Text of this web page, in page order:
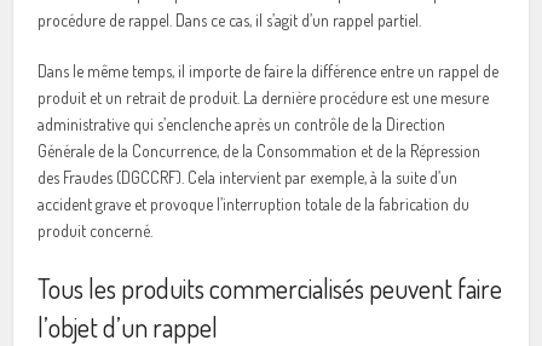
procédure de rappel. Dans ce cas, il s’agit d’un rappel partiel.
Dans le même temps, il importe de faire la différence entre un rappel de
produit et un retrait de produit. La dernière procédure est une mesure
administrative qui s’enclenche après un contrôle de la Direction
Générale de la Concurrence, de la Consommation et de la Répression
des Fraudes (DGCCRF). Cela intervient par exemple, à la suite d’un
accident grave et provoque l’interruption totale de la fabrication du
produit concerné.
Tous les produits commercialisés peuvent faire
l’objet d’un rappel